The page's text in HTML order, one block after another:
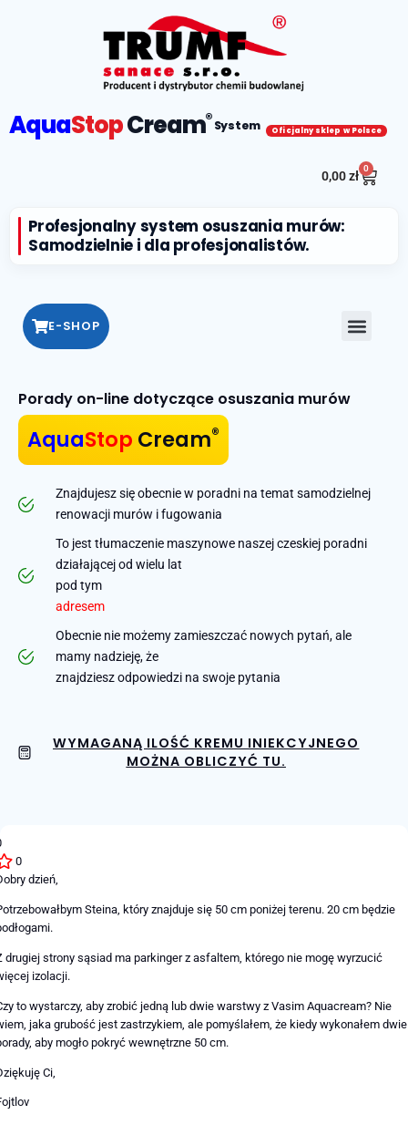
AquaStopCream®System Oficjalny sklep w Polsce
0,00zł
0
Profesjonalny system osuszania murów:
Samodzielnie i dla profesjonalistów.
E-SHOP
Porady on-line dotyczące osuszania murów
AquaStop Cream®
Znajdujesz się obecnie w poradni na temat samodzielnej
renowacji murów i fugowania
To jest tłumaczenie maszynowe naszej czeskiej poradni
działającej od wielu lat
pod tym
adresem
Obecnie nie możemy zamieszczać nowych pytań, ale
mamy nadzieję, że
znajdziesz odpowiedzi na swoje pytania
WYMAGANĄ ILOŚĆ KREMU INIEKCYJNEGO
MOŻNA OBLICZYĆ TU.
0
dzień,
Steina, który znajduje się 50 cm poniżej terenu. 20 cm będzie
drugiej strony sąsiad ma parkinger z asfaltem, którego nie mogę wyrzucić
izolacji.
to wystarczy, aby zrobić jedną lub dwie warstwy z Vasim Aquacream? Nie
jaka grubość jest zastrzykiem, ale pomyślałem, że kiedy wykonałem dwie
aby mogło pokryć wewnętrzne 50 cm.
Ci,